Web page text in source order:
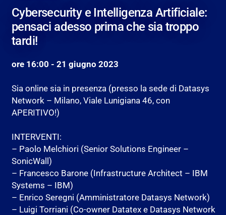
Cybersecurity e Intelligenza Artificiale:
pensaci adesso prima che sia troppo
tardi!
ore 16:00 - 21 giugno 2023
Sia online sia in presenza (presso la sede di Datasys
Network – Milano, Viale Lunigiana 46, con
APERITIVO!)
INTERVENTI:
– Paolo Melchiori (Senior Solutions Engineer –
SonicWall)
– Francesco Barone (Infrastructure Architect – IBM
Systems – IBM)
– Enrico Seregni (Amministratore Datasys Network)
– Luigi Torriani (Co-owner Datatex e Datasys Network